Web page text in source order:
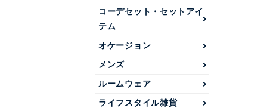
コーデセット・セットアイ
テム
オケージョン
メンズ
ルームウェア
ライフスタイル雑貨